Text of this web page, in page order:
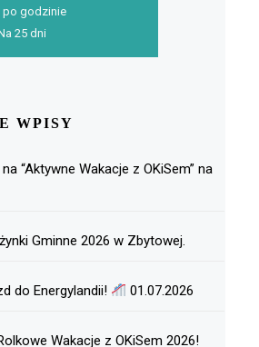
po godzinie
25 dni
WPISY
“Aktywne Wakacje z OKiSem” na
Gminne 2026 w Zbytowej.
do Energylandii! 01.07.2026
Wakacje z OKiSem 2026!